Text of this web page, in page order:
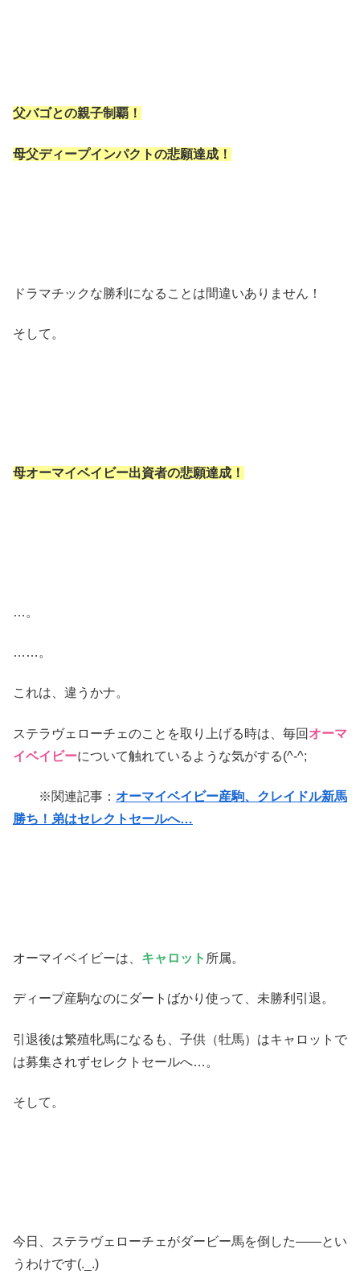
父バゴとの親子制覇！
母父ディープインパクトの悲願達成！
ドラマチックな勝利になることは間違いありません！
そして。
母オーマイベイビー出資者の悲願達成！
…。
……。
これは、違うかナ。
ステラヴェローチェのことを取り上げる時は、毎回 オーマ
イベイビーについて触れているような気がする(^-^;
※関連記事： オーマイベイビー産駒、クレイドル新馬
勝ち！弟はセレクトセールへ…
オーマイベイビーは、 キャロット 所属。
ディープ産駒なのにダートばかり使って、未勝利引退。
引退後は繁殖牝馬になるも、子供（牡馬）はキャロットで
は募集されずセレクトセールへ…。
そして。
今日、ステラヴェローチェがダービー馬を倒した――とい
うわけです(._.)